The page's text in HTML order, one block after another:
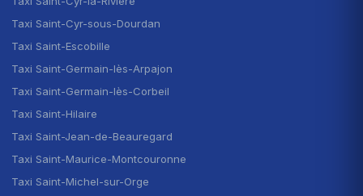
Taxi Saint-Cyr-sous-Dourdan
Taxi Saint-Escobille
Taxi Saint-Germain-lès-Arpajon
Taxi Saint-Germain-lès-Corbeil
Taxi Saint-Hilaire
Taxi Saint-Jean-de-Beauregard
Taxi Saint-Maurice-Montcouronne
Taxi Saint-Michel-sur-Orge